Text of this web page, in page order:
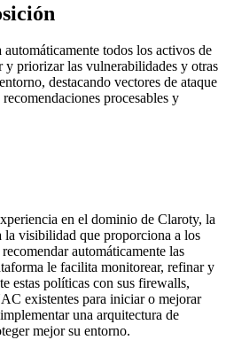
todos los activos de
y priorizar las vulnerabilidades y otras
destacando vectores de ataque
procesables y
en el dominio de Claroty, la
visibilidad que proporciona a los
automáticamente las
le facilita monitorear, refinar y
estas políticas con sus firewalls,
existentes para iniciar o mejorar
una arquitectura de
mejor su entorno.